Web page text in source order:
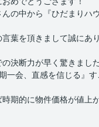
の中から『ひだまりハ
葉を頂きまして誠にあ
決断力が早く驚きました
一会、直感を信じる』
期的に物件価格が値上